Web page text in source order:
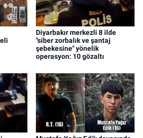
Diyarbakır merkezli 8 ilde
"siber zorbalık ve şantaj
şebekesine" yönelik
operasyon: 10 gözaltı